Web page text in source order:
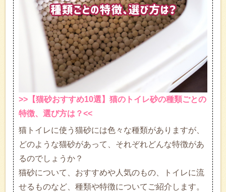
>>【猫砂おすすめ10選】猫のトイレ砂の種類ごとの
特徴、選び方は？<<
猫トイレに使う猫砂には色々な種類がありますが、
どのような猫砂があって、それぞれどんな特徴があ
るのでしょうか？
猫砂について、おすすめや人気のもの、トイレに流
せるものなど、種類や特徴についてご紹介します。